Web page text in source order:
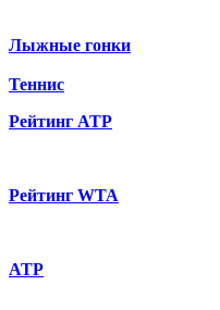
Лыжные гонки
Теннис
Рейтинг ATP
Рейтинг WTA
ATP